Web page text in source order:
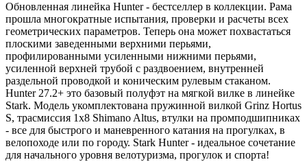
Обновленная линейка Hunter - бестселлер в коллекции. Рама
прошла многократные испытания, проверки и расчеты всех
геометрических параметров. Теперь она может похвастаться
плоскими заведенными верхними перьями,
профилированными усиленными нижними перьями,
усиленной верхней трубой с раздвоением, внутренней
раздельной проводкой и коническим рулевым стаканом.
Hunter 27.2+ это базовый полуфэт на мягкой вилке в линейке
Stark. Модель укомплектована пружинной вилкой Grinz Hortus
S, трасмиссия 1х8 Shimano Altus, втулки на промподшипниках
- все для быстрого и маневренного катания на прогулках, в
велопоходе или по городу. Stark Hunter - идеальное сочетание
для начального уровня велотуризма, прогулок и спорта!